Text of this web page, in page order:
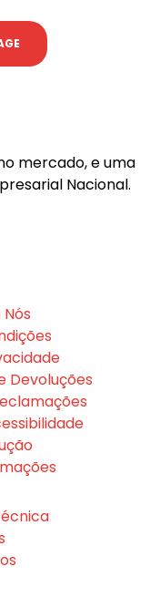
mercado, e uma
Nacional.
Devoluções